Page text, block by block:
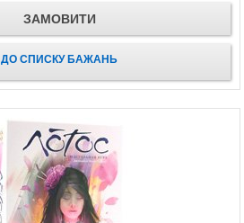
ЗАМОВИТИ
ДО СПИСКУ БАЖАНЬ